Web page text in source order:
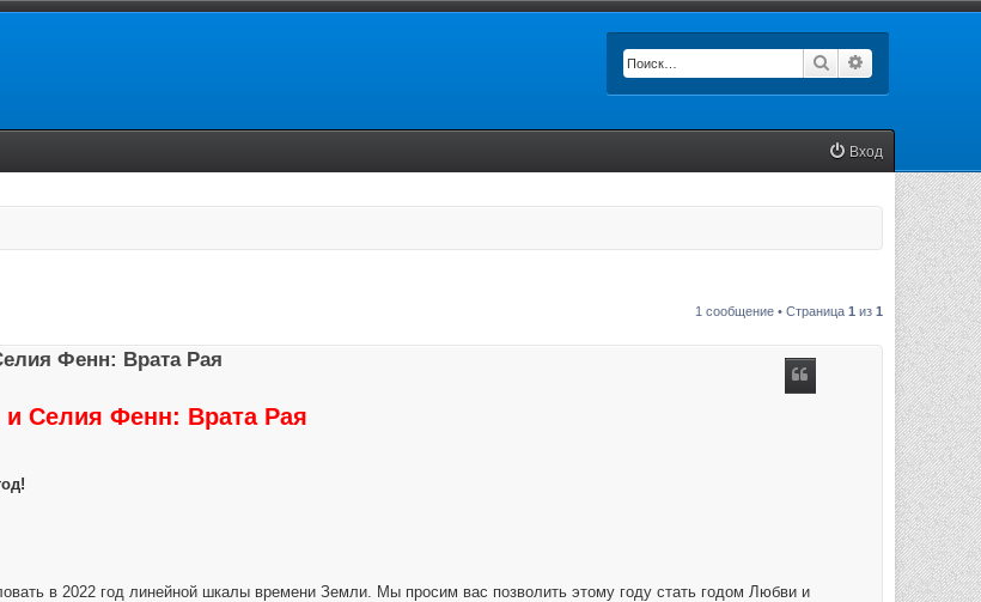
Поиск
Вход
1 сообщение • Страница 1 из 1
Фенн: Врата Рая
и Селия Фенн: Врата Рая
в 2022 год линейной шкалы времени Земли. Мы просим вас позволить этому году стать годом Любви и